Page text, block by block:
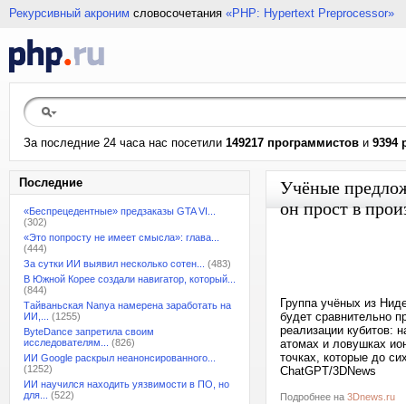
Рекурсивный акроним словосочетания «PHP: Hypertext Preprocessor»
За последние 24 часа нас посетили 149217 программистов и 9394
Последние
«Беспрецедентные» предзаказы GTA VI...
(302)
«Это попросту не имеет смысла»: глава...
(444)
За сутки ИИ выявил несколько сотен...
(483)
В Южной Корее создали навигатор, который...
(844)
Тайваньская Nanya намерена заработать на
ИИ,...
(1255)
ByteDance запретила своим
исследователям...
(826)
ИИ Google раскрыл неанонсированного...
(1252)
ИИ научился находить уязвимости в ПО, но
для...
(522)
Учёные
он прост в
Группа учёных из
будет сравнительно
реализации кубитов:
атомах и ловушках
точках, которые до
ChatGPT/3DNews
Подробнее на 3Dnews.ru